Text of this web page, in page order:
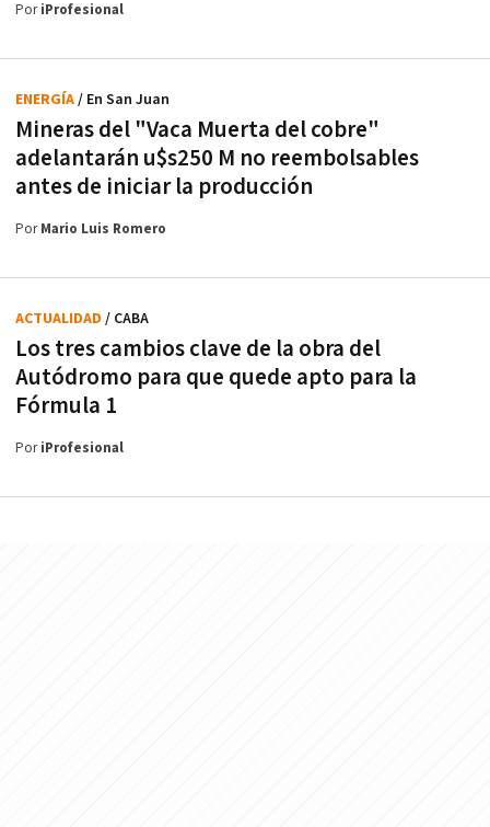
PoriProfesional
Mineras del "Vaca Muerta del cobre"
adelantarán u$s250 M no reembolsables
antes de iniciar la producción
ENERGÍA/ En San Juan
PorMario Luis Romero
Los tres cambios clave de la obra del
Autódromo para que quede apto para la
Fórmula 1
ACTUALIDAD / CABA
PoriProfesional